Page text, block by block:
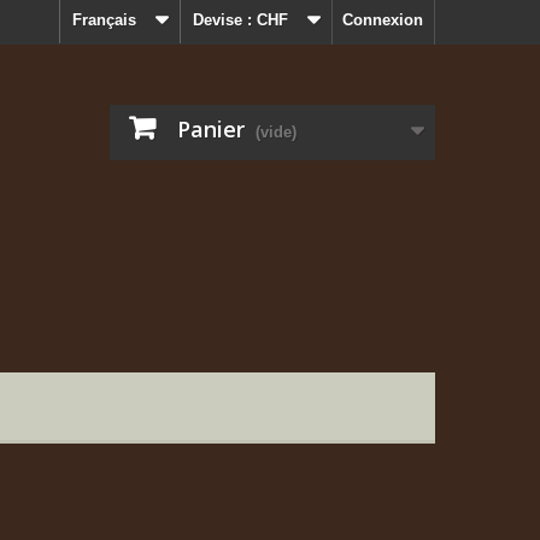
Connexion
Devise : CHF
Français
Panier (vide)